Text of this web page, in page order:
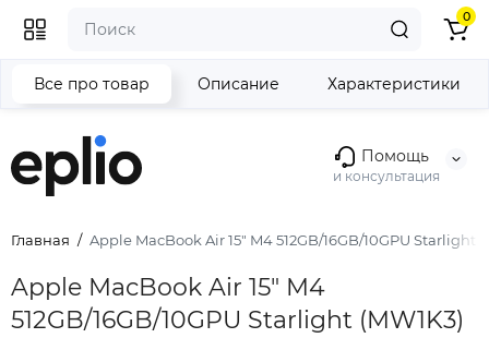
Помощь
и консультация
0
Главная Apple MacBook Air 15" M4 512GB/16GB/10GPU Starlight
Apple MacBook Air 15" M4
512GB/16GB/10GPU Starlight (MW1K3)
Все про товар Описание Характеристики